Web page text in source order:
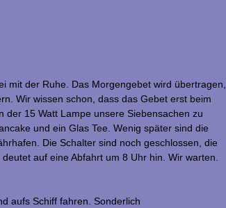
mit der Ruhe. Das Morgengebet wird übertragen,
Wir wissen schon, dass das Gebet erst beim
der 15 Watt Lampe unsere Siebensachen zu
und ein Glas Tee. Wenig später sind die
Die Schalter sind noch geschlossen, die
auf eine Abfahrt um 8 Uhr hin. Wir warten.
aufs Schiff fahren. Sonderlich